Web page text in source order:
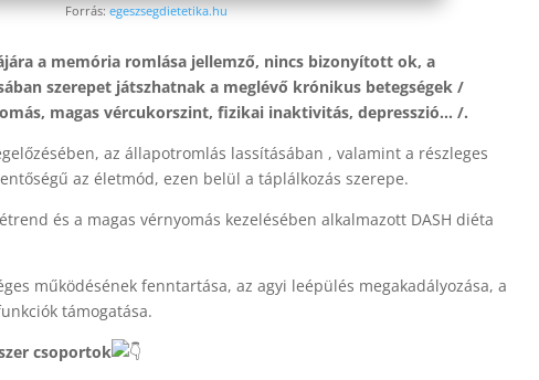
Forrás:egeszsegdietetika.hu
a memória romlása jellemző, nincs bizonyított ok, a
szerepet játszhatnak a meglévő krónikus betegségek /
magas vércukorszint, fizikai inaktivitás, depresszió… /.
az állapotromlás lassításában , valamint a részleges
az életmód, ezen belül a táplálkozás szerepe.
és a magas vérnyomás kezelésében alkalmazott DASH diéta
működésének fenntartása, az agyi leépülés megakadályozása, a
támogatása.
csoportok